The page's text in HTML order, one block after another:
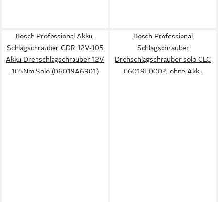
Bosch Professional Akku-
Schlagschrauber GDR 12V-105
Akku Drehschlagschrauber 12V
105Nm Solo (06019A6901)
Bosch Professional
Schlagschrauber
Drehschlagschrauber solo CLC
06019E0002, ohne Akku